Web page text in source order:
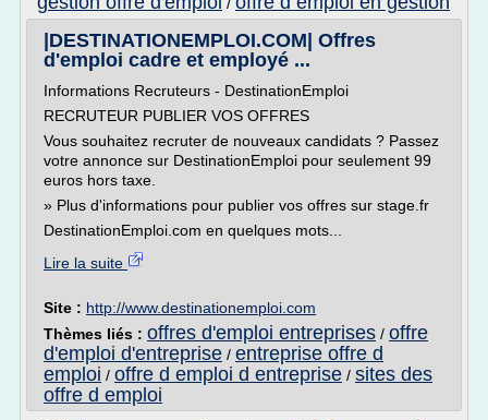
|DESTINATIONEMPLOI.COM| Offres
d'emploi cadre et employé ...
Informations Recruteurs - DestinationEmploi
RECRUTEUR PUBLIER VOS OFFRES
Vous souhaitez recruter de nouveaux candidats ? Passez
votre annonce sur DestinationEmploi pour seulement 99
euros hors taxe.
» Plus d'informations pour publier vos offres sur stage.fr
DestinationEmploi.com en quelques mots...
Lire la suite
Site : http://www.destinationemploi.com
Thèmes liés : offres d'emploi entreprises / offre
d'emploi d'entreprise / entreprise offre d
emploi / offre d emploi d entreprise / sites des
offre d emploi